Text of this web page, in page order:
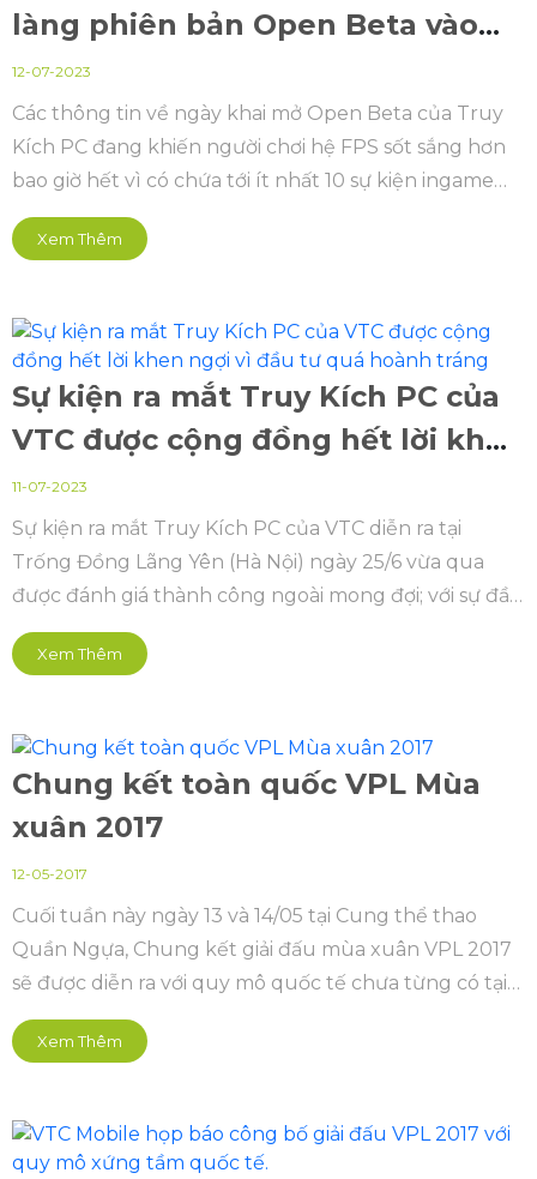
làng phiên bản Open Beta vào
ngày 1/7 khiến hội game thủ
phấn khích cực độ!
12-07-2023
Các thông tin về ngày khai mở Open Beta của Truy
Kích PC đang khiến người chơi hệ FPS sốt sắng hơn
bao giờ hết vì có chứa tới ít nhất 10 sự kiện ingame
cực HOT, và vô số ưu đãi cho các game thủ tham gia
trải nghiệm từ phiên bản Alpha Test, Close Beta trước
Xem Thêm
Sự kiện ra mắt Truy Kích PC của
VTC được cộng đồng hết lời khen
ngợi vì đầu tư quá hoành tráng
11-07-2023
Sự kiện ra mắt Truy Kích PC của VTC diễn ra tại
Trống Đồng Lãng Yên (Hà Nội) ngày 25/6 vừa qua
được đánh giá thành công ngoài mong đợi; với sự đầu
tư công phu và hoành tráng, các màn trình diễn ấn
tượng và hoàn toàn chinh phục khách hàng.
Xem Thêm
Chung kết toàn quốc VPL Mùa
xuân 2017
12-05-2017
Cuối tuần này ngày 13 và 14/05 tại Cung thể thao
Quần Ngựa, Chung kết giải đấu mùa xuân VPL 2017
sẽ được diễn ra với quy mô quốc tế chưa từng có tại
Việt Nam.
Xem Thêm